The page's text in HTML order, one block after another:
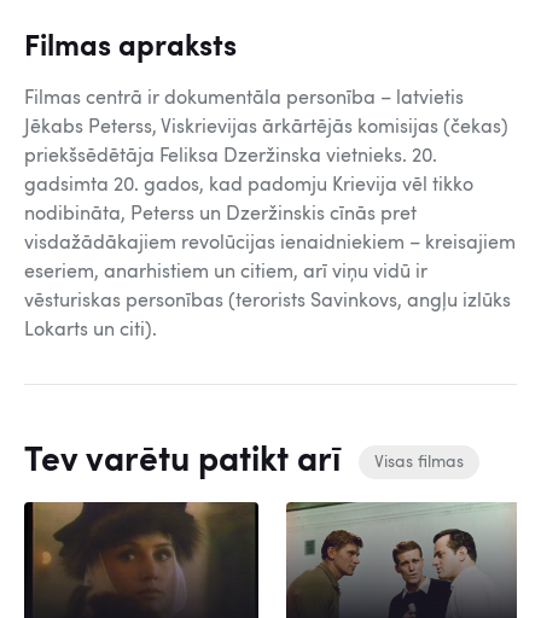
Filmas apraksts
Filmas centrā ir dokumentāla personība – latvietis
Jēkabs Peterss, Viskrievijas ārkārtējās komisijas (čekas)
priekšsēdētāja Feliksa Dzeržinska vietnieks. 20.
gadsimta 20. gados, kad padomju Krievija vēl tikko
nodibināta, Peterss un Dzeržinskis cīnās pret
visdažādākajiem revolūcijas ienaidniekiem – kreisajiem
eseriem, anarhistiem un citiem, arī viņu vidū ir
vēsturiskas personības (terorists Savinkovs, angļu izlūks
Lokarts un citi).
Tev varētu patikt arī Visas filmas